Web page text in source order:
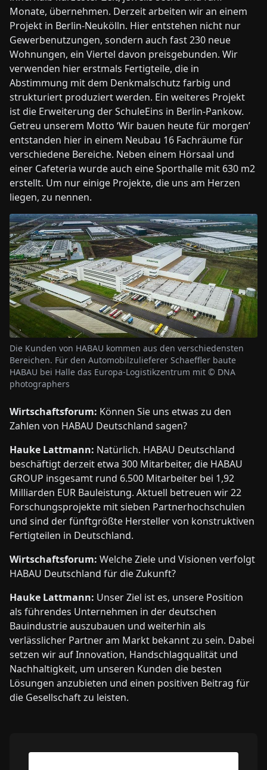
Monate, übernehmen. Derzeit arbeiten wir an einem
Projekt in Berlin-Neukölln. Hier entstehen nicht nur
Gewerbenutzungen, sondern auch fast 230 neue
Wohnungen, ein Viertel davon preisgebunden. Wir
verwenden hier erstmals Fertigteile, die in
Abstimmung mit dem Denkmalschutz farbig und
strukturiert produziert werden. Ein weiteres Projekt
ist die Erweiterung der SchuleEins in Berlin-Pankow.
Getreu unserem Motto ‘Wir bauen heute für morgen’
entstanden hier in einem Neubau 16 Fachräume für
verschiedene Bereiche. Neben einem Hörsaal und
einer Cafeteria wurde auch eine Sporthalle mit 630 m2
erstellt. Um nur einige Projekte, die uns am Herzen
liegen, zu nennen.
Die Kunden von HABAU kommen aus den verschiedensten
Bereichen. Für den Automobilzulieferer Schaeffler baute
HABAU bei Halle das Europa-Logistikzentrum mit © DNA
photographers
Wirtschaftsforum: Können Sie uns etwas zu den
Zahlen von HABAU Deutschland sagen?
Hauke Lattmann: Natürlich. HABAU Deutschland
beschäftigt derzeit etwa 300 Mitarbeiter, die HABAU
GROUP insgesamt rund 6.500 Mitarbeiter bei 1,92
Milliarden EUR Bauleistung. Aktuell betreuen wir 22
Forschungsprojekte mit sieben Partnerhochschulen
und sind der fünftgrößte Hersteller von konstruktiven
Fertigteilen in Deutschland.
Wirtschaftsforum: Welche Ziele und Visionen verfolgt
HABAU Deutschland für die Zukunft?
Hauke Lattmann: Unser Ziel ist es, unsere Position
als führendes Unternehmen in der deutschen
Bauindustrie auszubauen und weiterhin als
verlässlicher Partner am Markt bekannt zu sein. Dabei
setzen wir auf Innovation, Handschlagqualität und
Nachhaltigkeit, um unseren Kunden die besten
Lösungen anzubieten und einen positiven Beitrag für
die Gesellschaft zu leisten.